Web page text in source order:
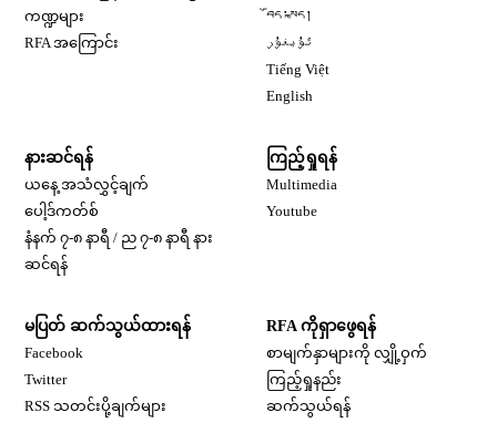
ကဏ္ဍများ
RFA အကြောင်း
བོད་སྐད།
ئۇيغۇر
Tiếng Việt
English
နားဆင်ရန်
ယနေ့ အသံလွှင့်ချက်
ပေါ့ဒ်ကတ်စ်
နံနက် ၇-၈ နာရီ / ည ၇-၈ နာရီ နား
ဆင်ရန်
ကြည့်ရှုရန်
Multimedia
Youtube
မပြတ် ဆက်သွယ်ထားရန်
Facebook
TwitterOpens in new window
RSS သတင်းပို့ချက်များ
RFA ကိုရှာဖွေရန်
စာမျက်နှာများကို လျှို့ဝှက်
ကြည့်ရှုနည်း
ဆက်သွယ်ရန်